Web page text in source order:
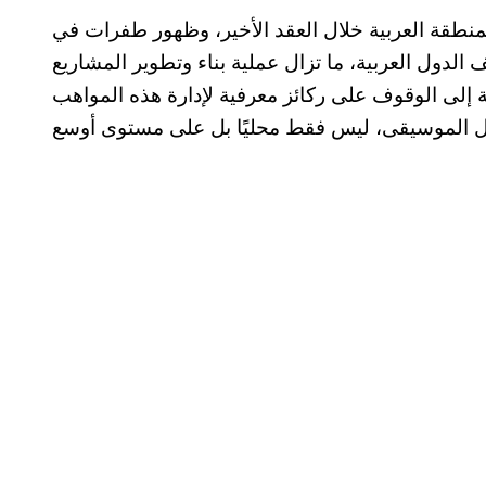
العربية خلال العقد الأخير، وظهور طفرات في
العربية، ما تزال عملية بناء وتطوير المشاريع
إلى الوقوف على ركائز معرفية لإدارة هذه المواهب